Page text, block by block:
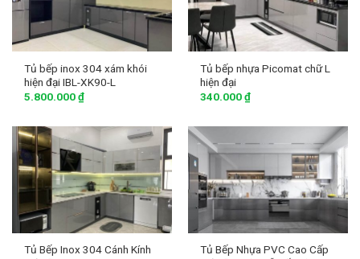
Tủ bếp inox 304 xám khói
hiện đại IBL-XK90-L
5.800.000₫
Tủ bếp nhựa Picomat chữ L
hiện đại
340.000₫
Tủ Bếp Inox 304 Cánh Kính
Tủ Bếp Nhựa PVC Cao Cấp